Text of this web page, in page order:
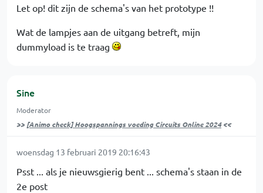
Let op! dit zijn de schema's van het prototype !!
Wat de lampjes aan de uitgang betreft, mijn
dummyload is te traag
Sine
Moderator
>> [Animo check] Hoogspannings voeding Circuits Online 2024<<
woensdag 13 februari 2019 20:16:43
Psst ... als je nieuwsgierig bent ... schema's staan in de
2e post